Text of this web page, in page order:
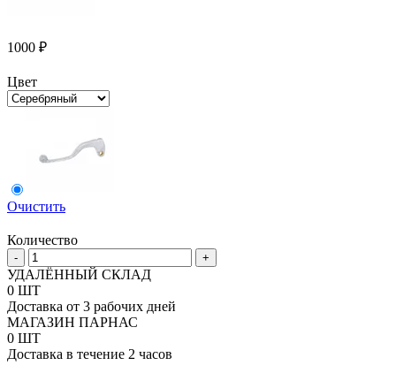
1000 ₽
Цвет
Очистить
Количество
-
Количество
товара
Рычаг
сцепления
Wirtz
под
мотоциклы
+
УДАЛЁННЫЙ СКЛАД
0 ШТ
Доставка от 3 рабочих дней
МАГАЗИН ПАРНАС
0 ШТ
Доставка в течение 2 часов